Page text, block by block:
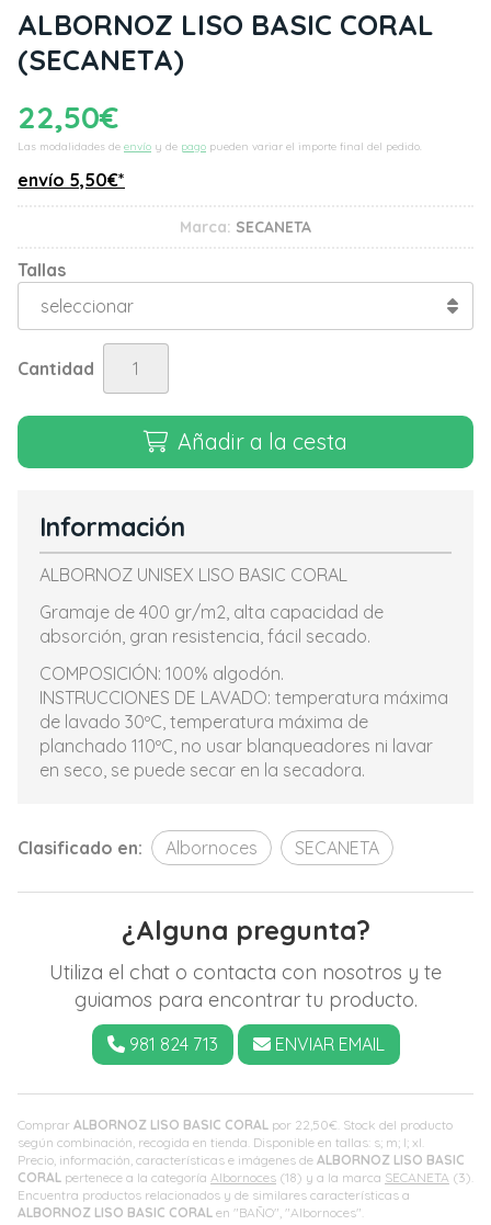
ALBORNOZ LISO BASIC CORAL
(SECANETA)
22,50€
Las modalidades de envío y de pago pueden variar el importe final del pedido.
envío 5,50€*
Marca: SECANETA
Tallas
Cantidad
Añadir a la cesta
Comprar ALBORNOZ LISO BASIC CORAL por 22,50€ . Stock del producto
según combinación, recogida en tienda. Disponible en tallas: s; m; l; xl.
Precio, información, características e imágenes de ALBORNOZ LISO BASIC
CORAL pertenece a la categoría Albornoces (18) y a la marca SECANETA (3).
Encuentra productos relacionados y de similares características a
ALBORNOZ LISO BASIC CORAL en "BAÑO", "Albornoces".
Información
ALBORNOZ UNISEX LISO BASIC CORAL
Gramaje de 400 gr/m2, alta capacidad de
absorción, gran resistencia, fácil secado.
COMPOSICIÓN: 100% algodón.
INSTRUCCIONES DE LAVADO: temperatura máxima
de lavado 30ºC, temperatura máxima de
planchado 110ºC, no usar blanqueadores ni lavar
en seco, se puede secar en la secadora.
Clasificado en: Albornoces SECANETA
¿Alguna pregunta?
Utiliza el chat o contacta con nosotros y te
guiamos para encontrar tu producto.
981 824 713 ENVIAR EMAIL